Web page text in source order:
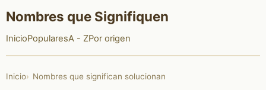
Nombres que Signifiquen
InicioPopularesA - ZPor origen
Inicio Nombres que significan solucionan